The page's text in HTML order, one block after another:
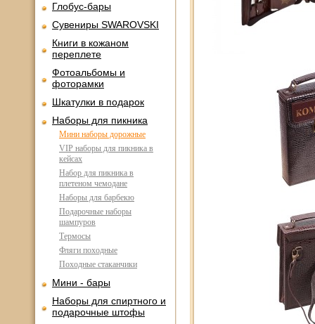
Глобус-бары
Сувениры SWAROVSKI
Книги в кожаном
переплете
Фотоальбомы и
фоторамки
Шкатулки в подарок
Наборы для пикника
Мини наборы дорожные
VIP наборы для пикника в
кейсах
Набор для пикника в
плетеном чемодане
Наборы для барбекю
Подарочные наборы
шампуров
Термосы
Фляги походные
Походные стаканчики
Мини - бары
Наборы для спиртного и
подарочные штофы